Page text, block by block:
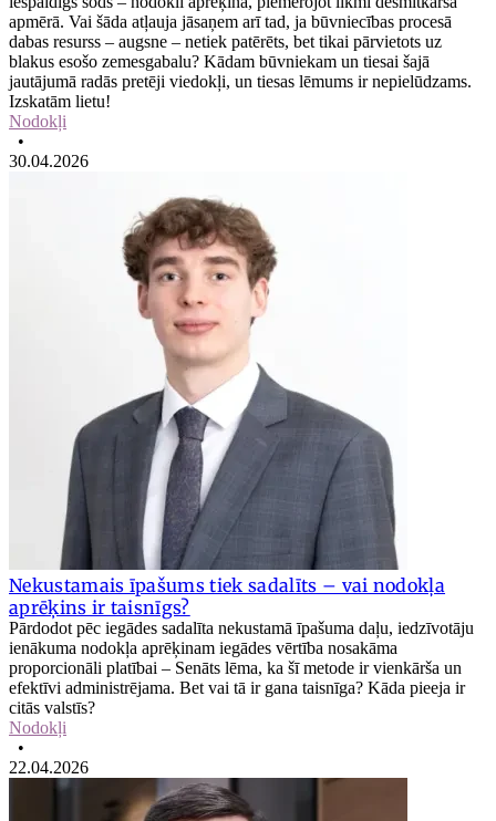
apmērā. Vai šāda atļauja jāsaņem arī tad, ja būvniecības procesā
dabas resurss – augsne – netiek patērēts, bet tikai pārvietots uz
blakus esošo zemesgabalu? Kādam būvniekam un tiesai šajā
jautājumā radās pretēji viedokļi, un tiesas lēmums ir nepielūdzams.
Izskatām lietu!
Nodokļi
•
30.04.2026
Nekustamais īpašums tiek sadalīts – vai nodokļa
aprēķins ir taisnīgs?
Pārdodot pēc iegādes sadalīta nekustamā īpašuma daļu, iedzīvotāju
ienākuma nodokļa aprēķinam iegādes vērtība nosakāma
proporcionāli platībai – Senāts lēma, ka šī metode ir vienkārša un
efektīvi administrējama. Bet vai tā ir gana taisnīga? Kāda pieeja ir
citās valstīs?
Nodokļi
•
22.04.2026